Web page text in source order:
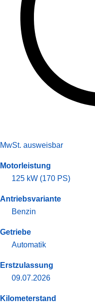
MwSt. ausweisbar
Motorleistung
125 kW (170 PS)
Antriebsvariante
Benzin
Getriebe
Automatik
Erstzulassung
09.07.2026
Kilometerstand